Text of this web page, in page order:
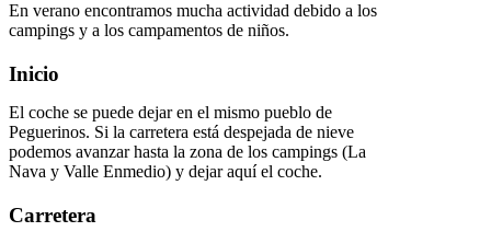
En verano encontramos mucha actividad debido a los
campings y a los campamentos de niños.
Inicio
El coche se puede dejar en el mismo pueblo de
Peguerinos. Si la carretera está despejada de nieve
podemos avanzar hasta la zona de los campings (La
Nava y Valle Enmedio) y dejar aquí el coche.
Carretera